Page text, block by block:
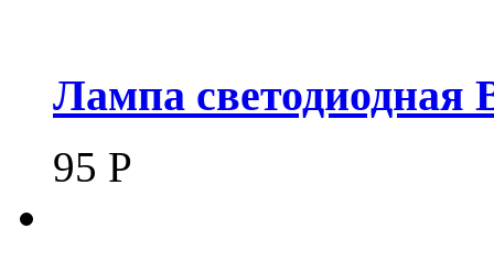
Лампа светодиодная
95 Р